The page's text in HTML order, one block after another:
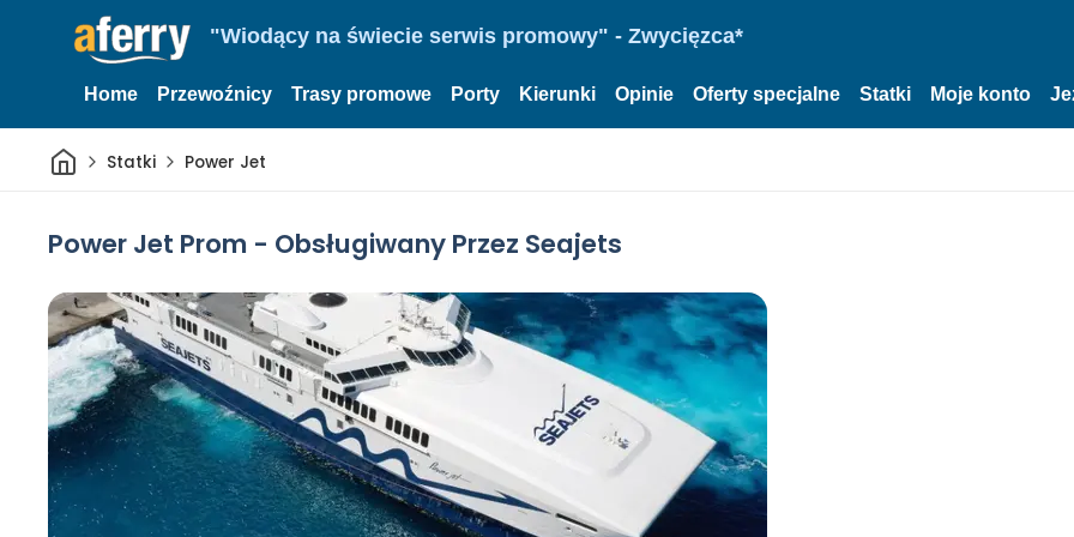
"Wiodący na świecie serwis promowy" - Zwycięzca*
Home Przewoźnicy Trasy promowe Porty Kierunki Opinie Oferty specjalne Statki Moje konto
DomStatki Power Jet
Power Jet Prom - Obsługiwany Przez Seajets